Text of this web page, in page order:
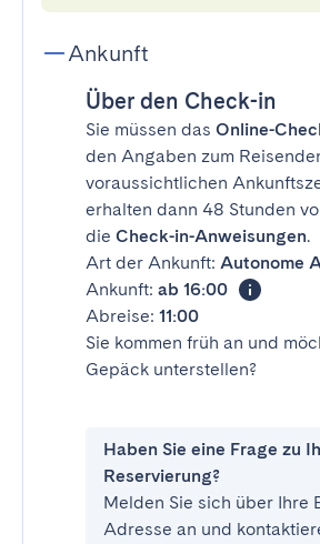
Ankunft
Über den Check-in
Sie müssen das Online-
den Angaben zum
voraussichtlichen
erhalten dann 48 Stunden
die Check-in-Anweisungen.
Art der Ankunft: Autonome
Ankunft: ab 16:00
Abreise: 11:00
Sie kommen früh an und
Gepäck unterstellen?
Haben Sie eine Frage zu
Reservierung?
Melden Sie sich über Ihre
Adresse an und